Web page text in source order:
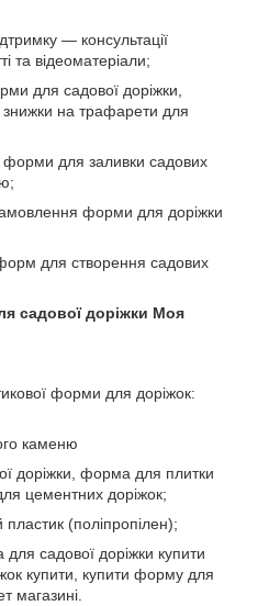
— консультації
та відеоматеріали;
для садової доріжки,
знижки на трафарети для
форми для заливки садових
форми для доріжки
для створення садових
садової доріжки Моя
форми для доріжок:
каменю
доріжки, форма для плитки
цементних доріжок;
пластик (поліпропілен);
садової доріжки купити
купити, купити форму для
магазині.